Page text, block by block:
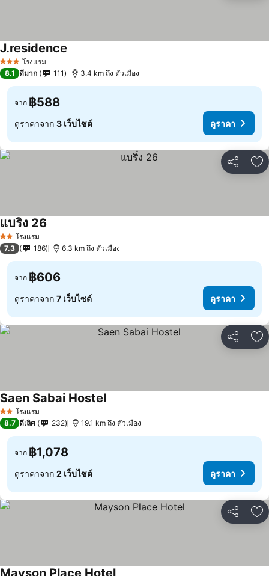
3 ดาว โรงแรม
J.residence
8.1 ดีมาก 111 3.4 km ถึง ตัวเมือง
จาก ฿588
ดูราคาจาก 3 เว็บไซต์ ดูราคา
แชร์ เ
2 ดาวโรงแรม
แบริ่ง 26
7.3 186 6.3 km ถึง ตัวเมือง
จาก ฿606
ดูราคาจาก 7 เว็บไซต์ ดูราคา
แชร์ เ
2 ดาวโรงแรม
Saen Sabai Hostelดูราคา
8.7 ดีเลิศ 232 19.1 km ถึง ตัวเมือง
จาก ฿1,078
ดูราคาจาก 2 เว็บไซต์ ดูราคา
แชร์ เ
Mayson Place Hotel